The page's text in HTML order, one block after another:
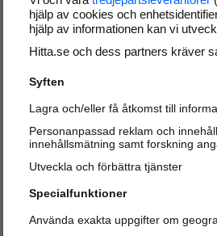
hjälp av cookies och
hjälp av informationen kan vi
Hitta.se och dess partners kräver
Syften
Lagra och/eller få åtkomst till
Personanpassad reklam och
innehållsmätning samt forskning
Utveckla och förbättra tjänster
Specialfunktioner
Använda exakta uppgifter om